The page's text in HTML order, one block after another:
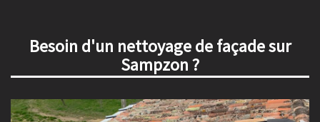
Besoin d'un nettoyage de façade sur
Sampzon ?